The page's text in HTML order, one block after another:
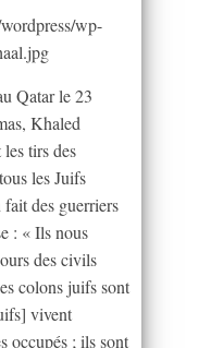
wp-
Qatar le 23
Khaled
tirs des
les Juifs
des guerriers
: « Ils nous
des civils
colons juifs sont
vivent
occupés ; ils sont